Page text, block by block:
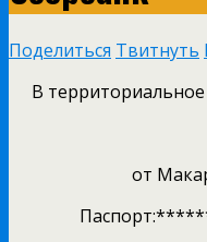
Поделиться Твитнуть
В
от